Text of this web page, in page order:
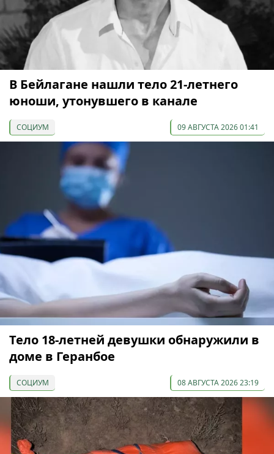
В Бейлагане нашли тело 21-летнего
юноши, утонувшего в канале
СОЦИУМ 09 АВГУСТА 2026 01:41
Тело 18-летней девушки обнаружили в
доме в Геранбое
СОЦИУМ 08 АВГУСТА 2026 23:19